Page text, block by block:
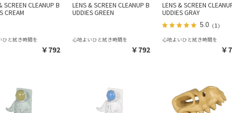
SCREEN CLEANUP B
CREAM
ひと拭き時間を
￥792
LENS & SCREEN CLEANUP B
UDDIES GREEN
心地よいひと拭き時間を
￥792
LENS & SCREEN
UDDIES GRAY
5.0（1）
心地よいひと拭き時間を
￥